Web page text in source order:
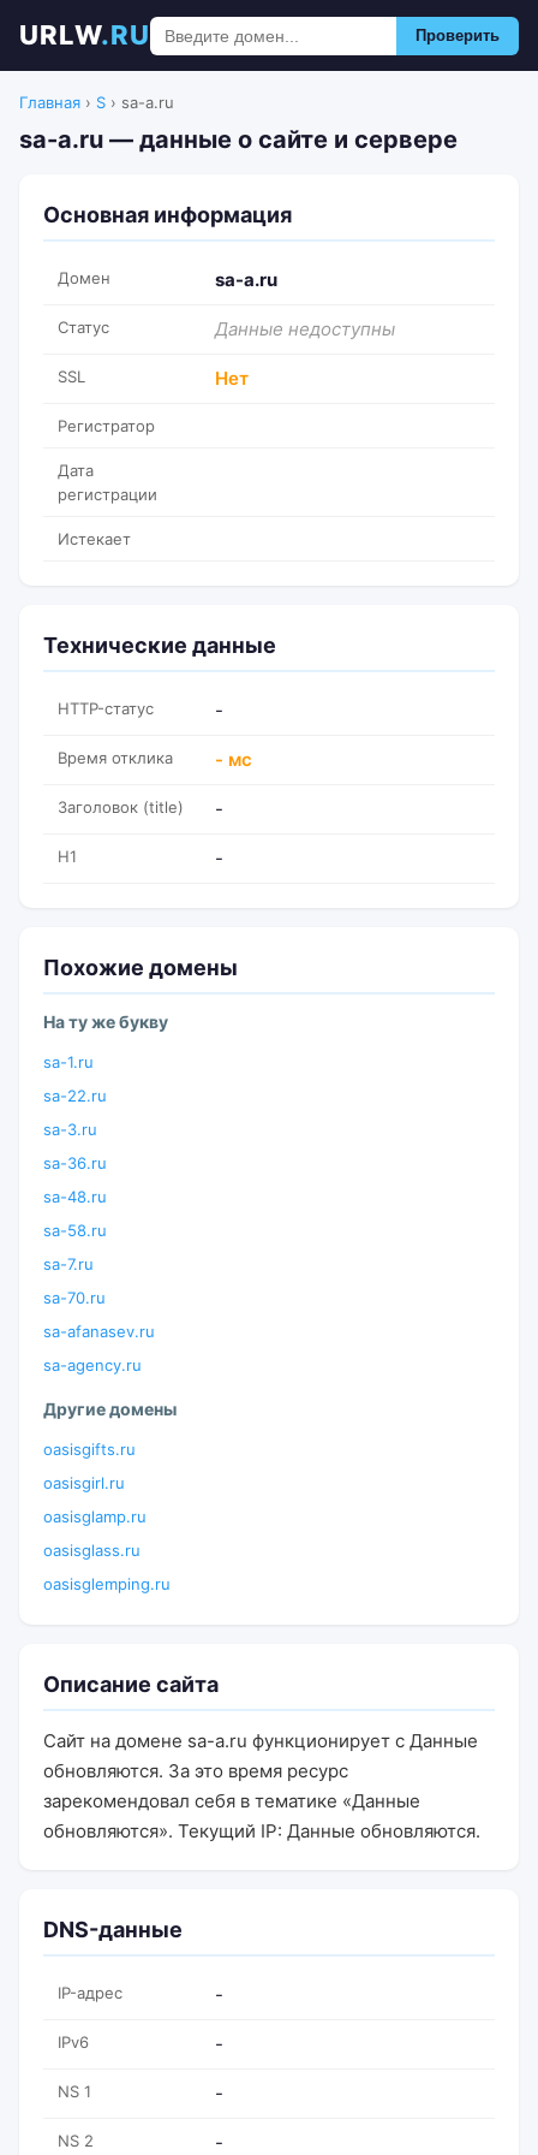
URLW.RU Проверить
Главная › S › sa-a.ru
sa-a.ru — данные о сайте и сервере
Основная информация
Домен sa-a.ru
Статус Данные недоступны
SSL Нет
Регистратор
Дата
регистрации
Истекает
Технические данные
HTTP-статус -
Время отклика - мс
Заголовок (title) -
H1 -
Похожие домены
На ту же букву
sa-1.ru
sa-22.ru
sa-3.ru
sa-36.ru
sa-48.ru
sa-58.ru
sa-7.ru
sa-70.ru
sa-afanasev.ru
sa-agency.ru
Другие домены
oasisgifts.ru
oasisgirl.ru
oasisglamp.ru
oasisglass.ru
oasisglemping.ru
Описание сайта
Сайт на домене sa-a.ru функционирует с Данные
обновляются. За это время ресурс
зарекомендовал себя в тематике «Данные
обновляются». Текущий IP: Данные обновляются.
DNS-данные
IP-адрес -
IPv6 -
NS 1 -
NS 2 -